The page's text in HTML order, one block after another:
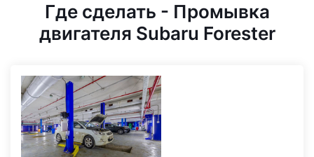
Где сделать - Промывка
двигателя Subaru Forester